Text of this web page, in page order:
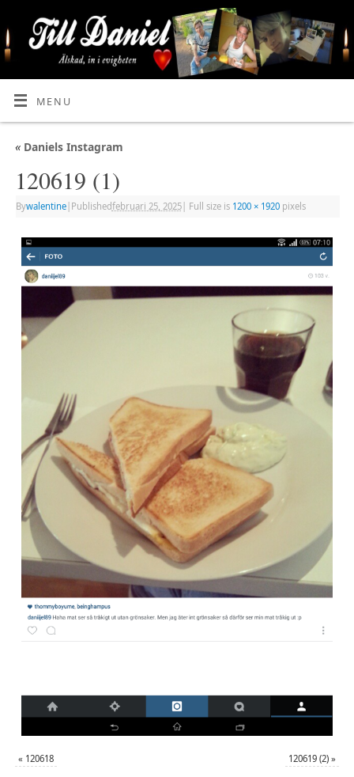
MENU
«Daniels Instagram
120619 (1)
Bywalentine| Publishedfebruari 25, 2025| Full size is 1200 × 1920pixels
« 120618 120619 (2) »